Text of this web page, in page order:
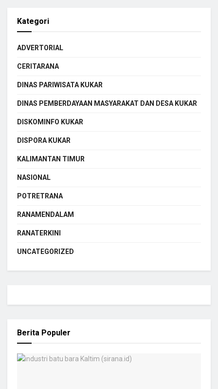
Kategori
ADVERTORIAL
CERITARANA
DINAS PARIWISATA KUKAR
DINAS PEMBERDAYAAN MASYARAKAT DAN DESA KUKAR
DISKOMINFO KUKAR
DISPORA KUKAR
KALIMANTAN TIMUR
NASIONAL
POTRETRANA
RANAMENDALAM
RANATERKINI
UNCATEGORIZED
Berita Populer